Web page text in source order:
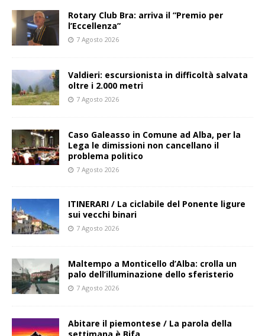
Rotary Club Bra: arriva il “Premio per
l’Eccellenza”
7 Agosto 2026
Valdieri: escursionista in difficoltà salvata
oltre i 2.000 metri
7 Agosto 2026
Caso Galeasso in Comune ad Alba, per la
Lega le dimissioni non cancellano il
problema politico
7 Agosto 2026
ITINERARI / La ciclabile del Ponente ligure
sui vecchi binari
7 Agosto 2026
Maltempo a Monticello d’Alba: crolla un
palo dell’illuminazione dello sferisterio
7 Agosto 2026
Abitare il piemontese / La parola della